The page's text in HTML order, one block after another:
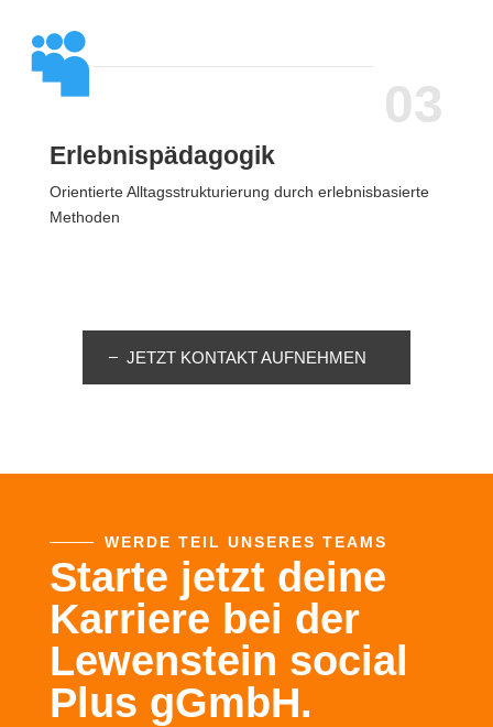

03
Erlebnispädagogik
Orientierte Alltagsstrukturierung durch erlebnisbasierte
Methoden
JETZT KONTAKT AUFNEHMEN
WERDE TEIL UNSERES TEAMS
Starte jetzt deine
Karriere bei der
Lewenstein social
Plus gGmbH.